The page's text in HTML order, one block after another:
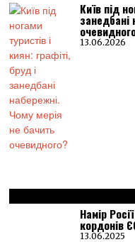
Київ під
занедбані
13.06.2026
Намір
кордонів
13.06.2025